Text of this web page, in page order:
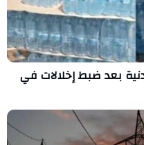
بعد ضبط إخلالات في